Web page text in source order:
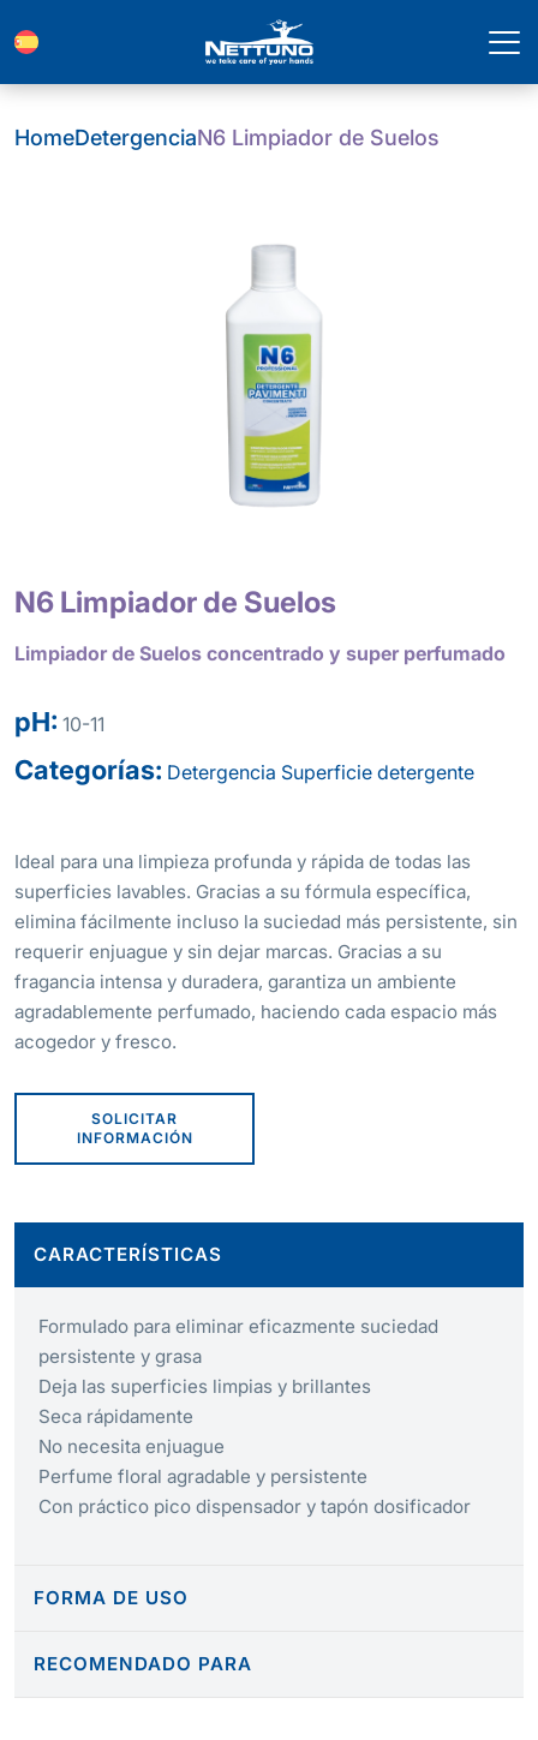
HomeDetergenciaN6 Limpiador de Suelos
N6 Limpiador de Suelos
Limpiador de Suelos concentrado y super perfumado
pH: 10-11
Categorías: Detergencia Superficie detergente
Ideal para una limpieza profunda y rápida de todas las
superficies lavables. Gracias a su fórmula específica,
elimina fácilmente incluso la suciedad más persistente, sin
requerir enjuague y sin dejar marcas. Gracias a su
fragancia intensa y duradera, garantiza un ambiente
agradablemente perfumado, haciendo cada espacio más
acogedor y fresco.
SOLICITAR
INFORMACIÓN
CARACTERÍSTICAS
Formulado para eliminar eficazmente suciedad
persistente y grasa
Deja las superficies limpias y brillantes
Seca rápidamente
No necesita enjuague
Perfume floral agradable y persistente
Con práctico pico dispensador y tapón dosificador
FORMA DE USO
RECOMENDADO PARA